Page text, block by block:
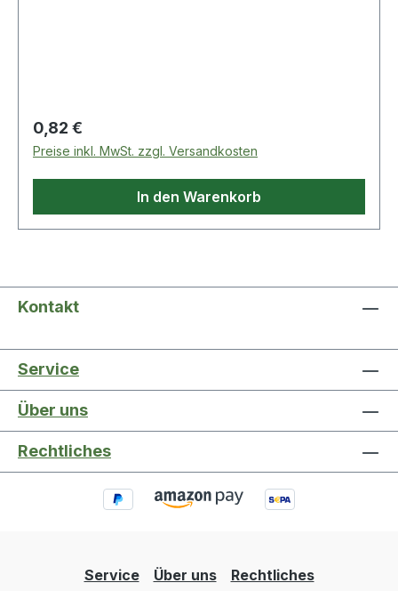
feinkörnige Scheibe erlauben kurze Trennzeiten
und ermüdungsfreies Arbeiten · ideal zur
Bearbeitung von schwer zugänglichen Stellen ·
hohe Lebensdauer, einfaches und maßgenaues
Regulärer Preis:
0,82 €
Preise inkl. MwSt. zzgl. Versandkosten
In den Warenkorb
Kontakt
Service
Über uns
Rechtliches
Service Über uns Rechtliches